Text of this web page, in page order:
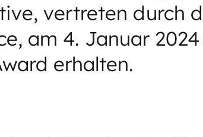
vertreten durch
am 4. Januar
erhalten.